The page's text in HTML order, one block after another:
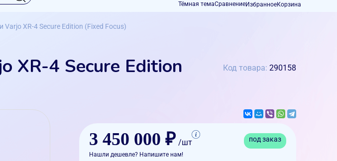
Тёмная темаСравнениеИзбранноеКорзина
XR-4 Secure Edition (Fixed Focus)
XR-4 Secure Edition Код товара: 290158
3 450 000 ₽ /шт под заказ
Нашли дешевле? Напишите нам!